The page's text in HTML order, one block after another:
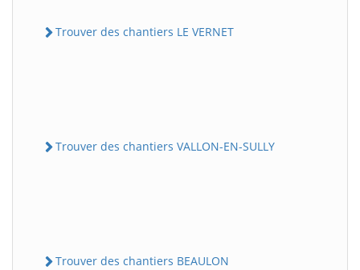
Trouver des chantiers LE VERNET
Trouver des chantiers VALLON-EN-SULLY
Trouver des chantiers BEAULON